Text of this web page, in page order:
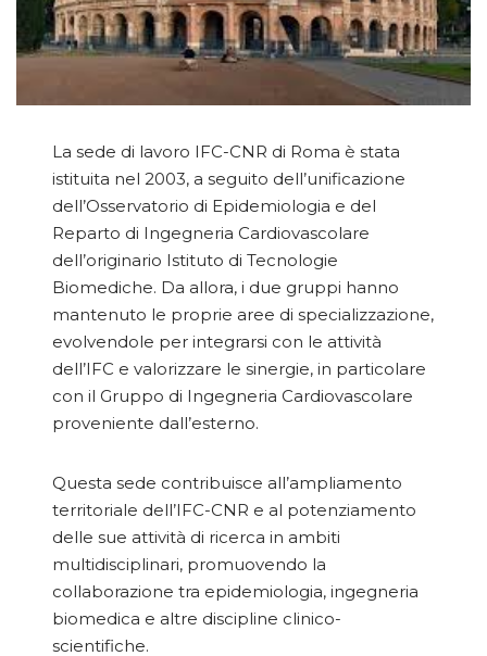
La sede di lavoro IFC-CNR di Roma è stata
istituita nel 2003, a seguito dell’unificazione
dell’Osservatorio di Epidemiologia e del
Reparto di Ingegneria Cardiovascolare
dell’originario Istituto di Tecnologie
Biomediche. Da allora, i due gruppi hanno
mantenuto le proprie aree di specializzazione,
evolvendole per integrarsi con le attività
dell’IFC e valorizzare le sinergie, in particolare
con il Gruppo di Ingegneria Cardiovascolare
proveniente dall’esterno.
Questa sede contribuisce all’ampliamento
territoriale dell’IFC-CNR e al potenziamento
delle sue attività di ricerca in ambiti
multidisciplinari, promuovendo la
collaborazione tra epidemiologia, ingegneria
biomedica e altre discipline clinico-
scientifiche.